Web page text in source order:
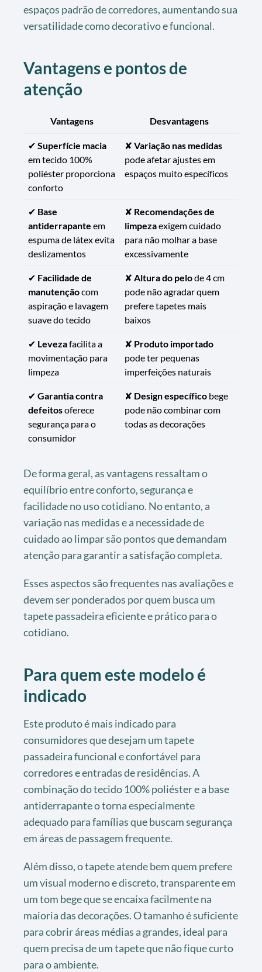
espaços padrão de corredores, aumentando sua
versatilidade como decorativo e funcional.
Vantagens e pontos de
atenção
Vantagens Desvantagens
✔ Superfície macia
em tecido 100%
poliéster proporciona
conforto
✘ Variação nas medidas
pode afetar ajustes em
espaços muito específicos
✔ Base
antiderrapante em
espuma de látex evita
deslizamentos
✘ Recomendações de
limpezaexigem cuidado
para não molhar a base
excessivamente
✔ Facilidade de
manutençãocom
aspiração e lavagem
suave do tecido
✘ Altura do pelode 4 cm
pode não agradar quem
prefere tapetes mais
baixos
✔ Levezafacilita a
movimentação para
limpeza
✘ Produto importado
pode ter pequenas
imperfeições naturais
✔ Garantia contra
defeitosoferece
segurança para o
consumidor
✘ Design específico bege
pode não combinar com
todas as decorações
De forma geral, as vantagens ressaltam o
equilíbrio entre conforto, segurança e
facilidade no uso cotidiano. No entanto, a
variação nas medidas e a necessidade de
cuidado ao limpar são pontos que demandam
atenção para garantir a satisfação completa.
Esses aspectos são frequentes nas avaliações e
devem ser ponderados por quem busca um
tapete passadeira eficiente e prático para o
cotidiano.
Para quem este modelo é
indicado
Este produto é mais indicado para
consumidores que desejam um tapete
passadeira funcional e confortável para
corredores e entradas de residências. A
combinação do tecido 100% poliéster e a base
antiderrapante o torna especialmente
adequado para famílias que buscam segurança
em áreas de passagem frequente.
Além disso, o tapete atende bem quem prefere
um visual moderno e discreto, transparente em
um tom bege que se encaixa facilmente na
maioria das decorações. O tamanho é suficiente
para cobrir áreas médias a grandes, ideal para
quem precisa de um tapete que não fique curto
para o ambiente.